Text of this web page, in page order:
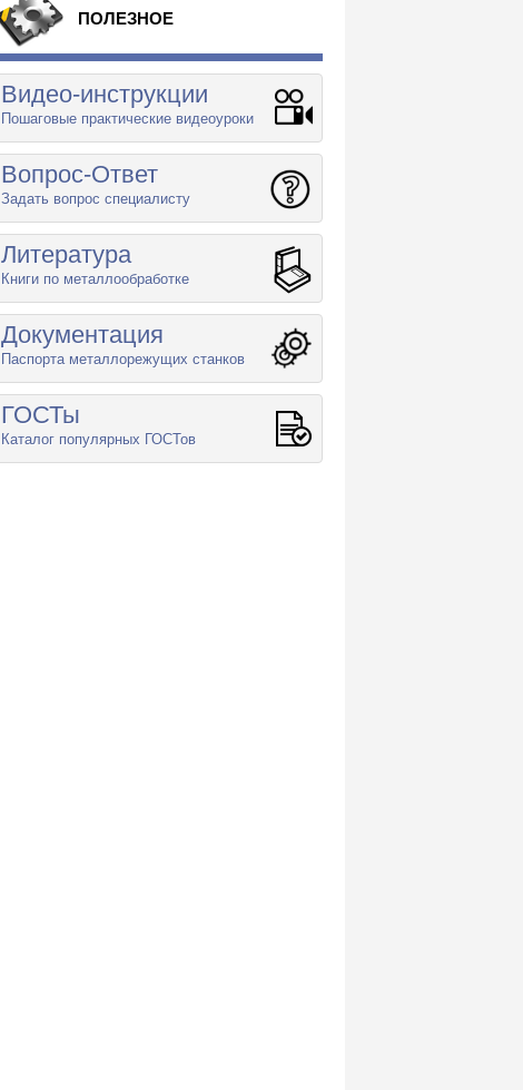
ПОЛЕЗНОЕ
Видео-инструкции
Пошаговые практические видеоуроки
Вопрос-Ответ
Задать вопрос специалисту
Литература
Книги по металлообработке
Документация
Паспорта металлорежущих станков
ГОСТы
Каталог популярных ГОСТов